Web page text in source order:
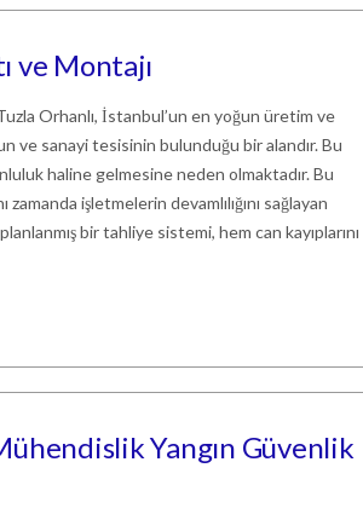
ve Montajı
Orhanlı, İstanbul’un en yoğun üretim ve
ve sanayi tesisinin bulunduğu bir alandır. Bu
haline gelmesine neden olmaktadır. Bu
işletmelerin devamlılığını sağlayan
bir tahliye sistemi, hem can kayıplarını
Yangın Güvenlik